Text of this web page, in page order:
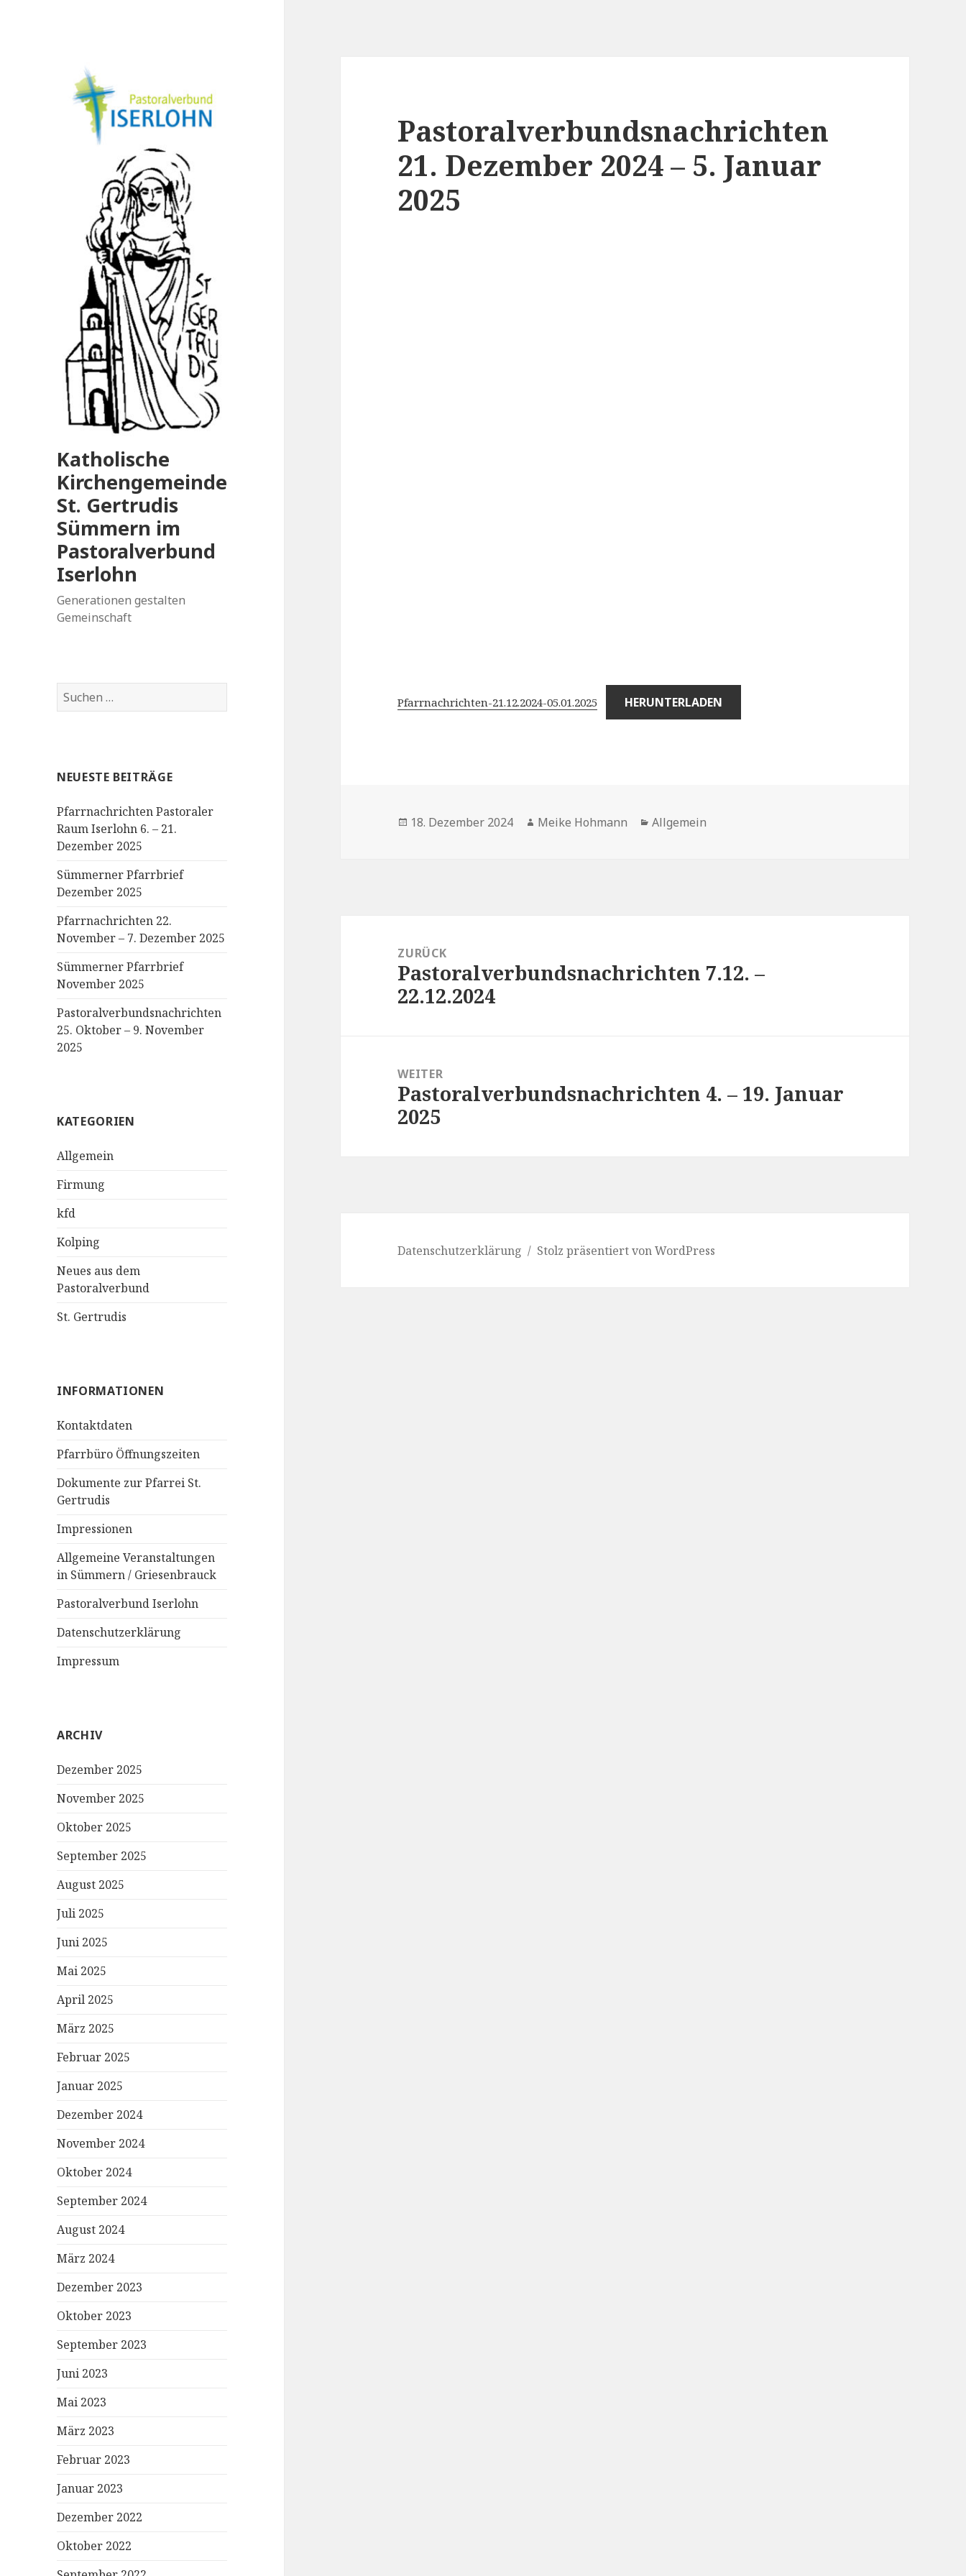
Katholische
Kirchengemeinde
St. Gertrudis
Sümmern im
Pastoralverbund
Iserlohn
Generationen gestalten
Gemeinschaft
Suchen
nach:
NEUESTE BEITRÄGE
Pfarrnachrichten Pastoraler
Raum Iserlohn 6. – 21.
Dezember 2025
Sümmerner Pfarrbrief
Dezember 2025
Pfarrnachrichten 22.
November – 7. Dezember 2025
Sümmerner Pfarrbrief
November 2025
Pastoralverbundsnachrichten
25. Oktober – 9. November
2025
KATEGORIEN
Allgemein
Firmung
kfd
Kolping
Neues aus dem
Pastoralverbund
St. Gertrudis
INFORMATIONEN
Kontaktdaten
Pfarrbüro Öffnungszeiten
Dokumente zur Pfarrei St.
Gertrudis
Impressionen
Allgemeine Veranstaltungen
in Sümmern / Griesenbrauck
Pastoralverbund Iserlohn
Datenschutzerklärung
Impressum
ARCHIV
Dezember 2025
November 2025
Oktober 2025
September 2025
August 2025
Juli 2025
Juni 2025
Mai 2025
April 2025
März 2025
Februar 2025
Januar 2025
Dezember 2024
November 2024
Oktober 2024
September 2024
August 2024
März 2024
Dezember 2023
Oktober 2023
September 2023
Juni 2023
Mai 2023
März 2023
Februar 2023
Januar 2023
Dezember 2022
Oktober 2022
Pastoralverbundsnachrichten
21. Dezember 2024 – 5. Januar
2025
Pfarrnachrichten-21.12.2024-05.01.2025 HERUNTERLADEN
Veröffentlicht
18. Dezember 2024 Autor
Meike Hohmann Kategorien
Allgemein
ZURÜCK
Vorheriger
Beitrag:
Pastoralverbundsnachrichten 7.12. –
22.12.2024
WEITER
Nächster
Beitrag:
Pastoralverbundsnachrichten 4. – 19. Januar
2025
Datenschutzerklärung Stolz präsentiert von WordPress